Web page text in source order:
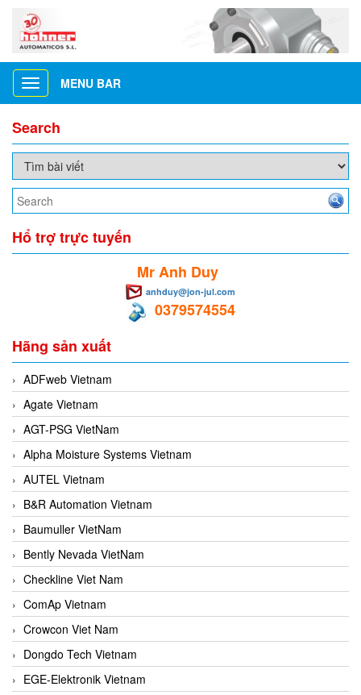
Toggle
navigation
MENU BAR
Search
Hổ trợ trực tuyến
Mr Anh Duy
anhduy@jon-jul.com
0379574554
Hãng sản xuất
ADFweb Vietnam
Agate Vietnam
AGT-PSG VietNam
Alpha Moisture Systems Vietnam
AUTEL Vietnam
B&R Automation Vietnam
Baumuller VietNam
Bently Nevada VietNam
Checkline Viet Nam
ComAp Vietnam
Crowcon Viet Nam
Dongdo Tech Vietnam
EGE-Elektronik Vietnam